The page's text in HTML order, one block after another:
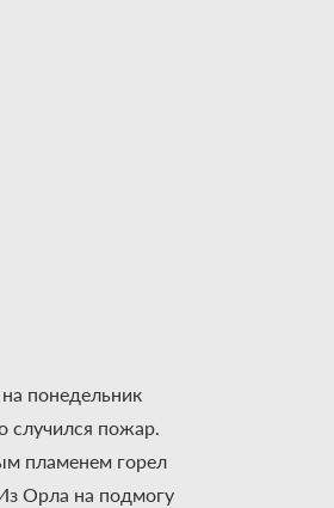
понедельник
случился пожар.
пламенем горел
Орла на подмогу